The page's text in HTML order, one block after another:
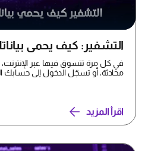
التشفير: كيف يحمي
في كل مرة تتسوق فيها عبر
محادثة، أو تسجّل الدخول إلى حسابك
اقرأ المزيد